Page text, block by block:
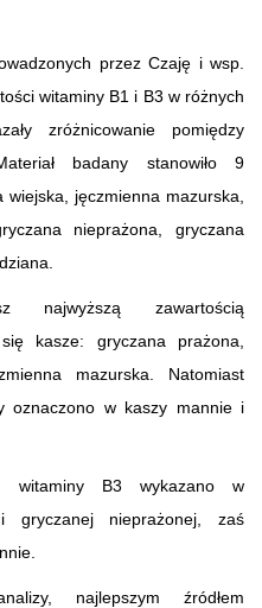
przez Czaję i wsp.
witaminy B1 i B3 w różnych
zróżnicowanie pomiędzy
badany stanowiło 9
jęczmienna mazurska,
nieprażona, gryczana
najwyższą zawartością
kasze: gryczana prażona,
mazurska. Natomiast
oznaczono w kaszy mannie i
witaminy B3 wykazano w
gryczanej nieprażonej, zaś
najlepszym źródłem